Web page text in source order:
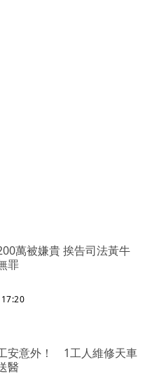
嫌貴 挨告司法黃牛
罪
安意外！ 1工人維修天車
醫